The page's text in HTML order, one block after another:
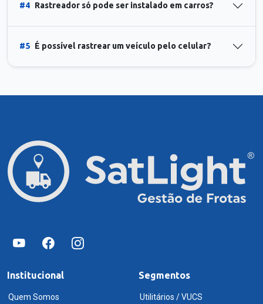
#4 Rastreador só pode ser instalado em carros?
#5 É possível rastrear um veículo pelo celular?
Institucional
Quem Somos
Segmentos
Utilitários / VUCS